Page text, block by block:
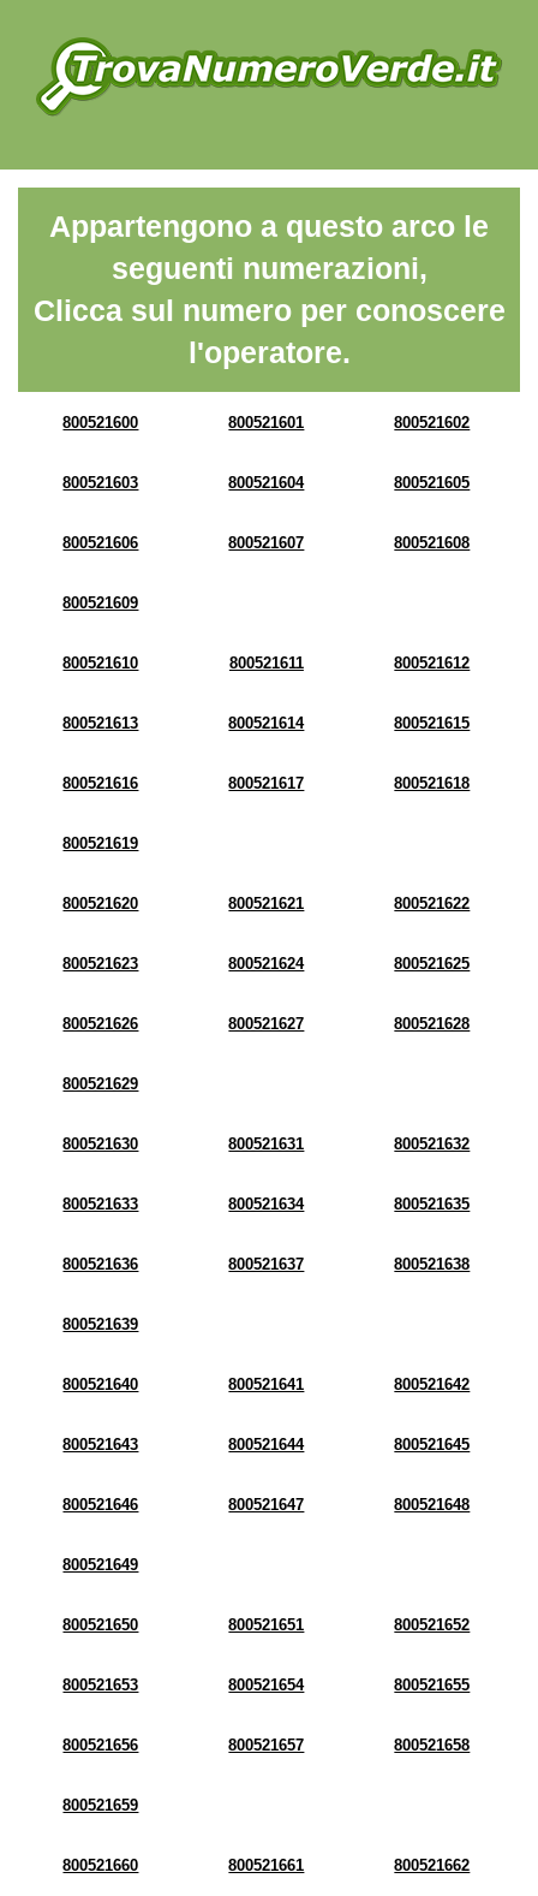
Appartengono a questo arco le
seguenti numerazioni,
Clicca sul numero per conoscere
l'operatore.
800521600 800521601 800521602
800521603 800521604 800521605
800521606 800521607 800521608
800521609
800521610 800521611 800521612
800521613 800521614 800521615
800521616 800521617 800521618
800521619
800521620 800521621 800521622
800521623 800521624 800521625
800521626 800521627 800521628
800521629
800521630 800521631 800521632
800521633 800521634 800521635
800521636 800521637 800521638
800521639
800521640 800521641 800521642
800521643 800521644 800521645
800521646 800521647 800521648
800521649
800521650 800521651 800521652
800521653 800521654 800521655
800521656 800521657 800521658
800521659
800521660 800521661 800521662